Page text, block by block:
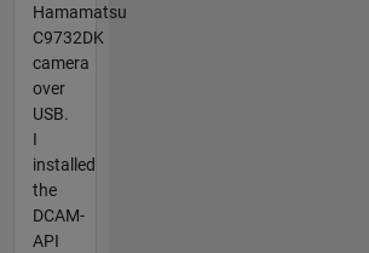
Hamamatsu
C9732DK
camera
over
USB.
I
installed
the
DCAM-
API